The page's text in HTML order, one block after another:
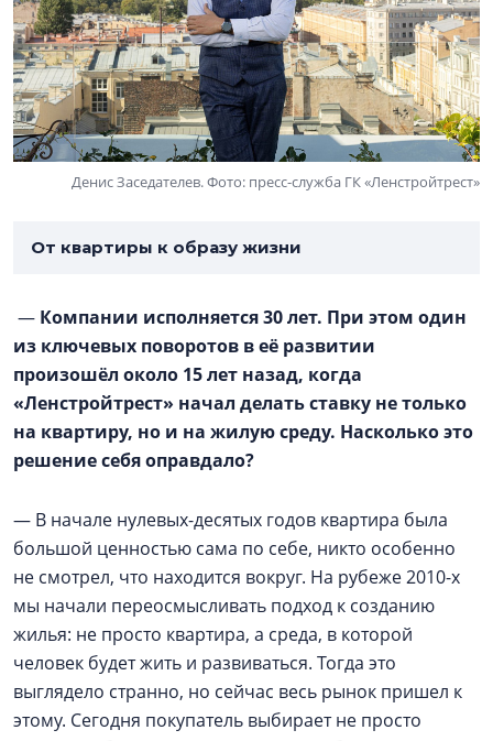
Денис Заседателев. Фото: пресс-служба ГК «Ленстройтрест»
От квартиры к образу жизни
— Компании исполняется 30 лет. При этом один
из ключевых поворотов в её развитии
произошёл около 15 лет назад, когда
«Ленстройтрест» начал делать ставку не только
на квартиру, но и на жилую среду. Насколько это
решение себя оправдало?
— В начале нулевых-десятых годов квартира была
большой ценностью сама по себе, никто особенно
не смотрел, что находится вокруг. На рубеже 2010-х
мы начали переосмысливать подход к созданию
жилья: не просто квартира, а среда, в которой
человек будет жить и развиваться. Тогда это
выглядело странно, но сейчас весь рынок пришел к
этому. Сегодня покупатель выбирает не просто